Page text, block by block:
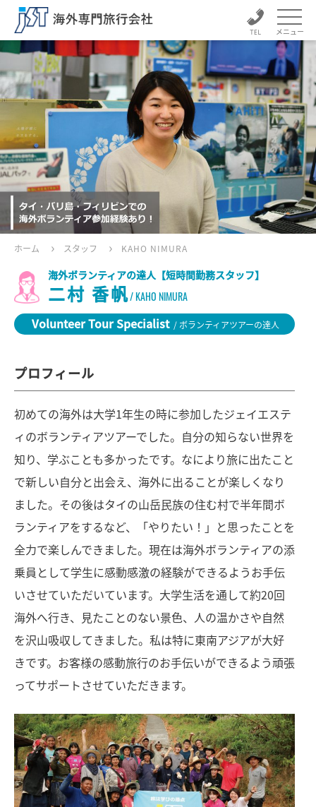
メニュー
ホーム スタッフ KAHO NIMURA
海外ボランティアの達人【短時間勤務スタッフ】
二村 香帆/ KAHO NIMURA
Volunteer Tour Specialist / ボランティアツアーの達人
プロフィール
初めての海外は大学1年生の時に参加したジェイエステ
ィのボランティアツアーでした。自分の知らない世界を
知り、学ぶことも多かったです。なにより旅に出たこと
で新しい自分と出会え、海外に出ることが楽しくなり
ました。その後はタイの山岳民族の住む村で半年間ボ
ランティアをするなど、「やりたい！」と思ったことを
全力で楽しんできました。現在は海外ボランティアの添
乗員として学生に感動感激の経験ができるようお手伝
いさせていただいています。大学生活を通して約20回
海外へ行き、見たことのない景色、人の温かさや自然
を沢山吸収してきました。私は特に東南アジアが大好
きです。お客様の感動旅行のお手伝いができるよう頑張
ってサポートさせていただきます。